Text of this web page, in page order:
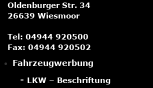
Oldenburger Str. 34
26639 Wiesmoor
Tel: 04944 920500
Fax: 04944 920502
Fahrzeugwerbung
LKW – Beschriftung